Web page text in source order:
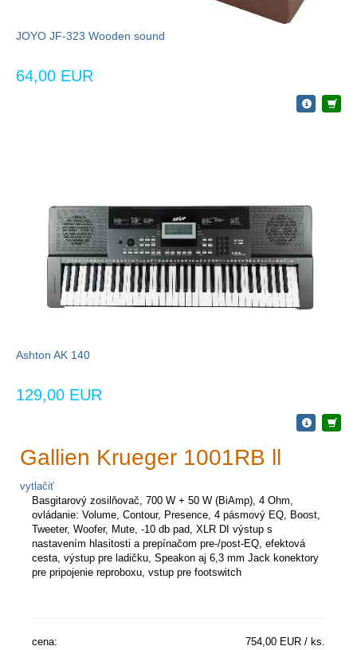
JOYO JF-323 Wooden sound
64,00 EUR
Ashton AK 140
129,00 EUR
Gallien Krueger 1001RB ll
vytlačiť
Basgitarový zosilňovač, 700 W + 50 W (BiAmp), 4 Ohm,
ovládanie: Volume, Contour, Presence, 4 pásmový EQ, Boost,
Tweeter, Woofer, Mute, -10 db pad, XLR DI výstup s
nastavením hlasitosti a prepínačom pre-/post-EQ, efektová
cesta, výstup pre ladičku, Speakon aj 6,3 mm Jack konektory
pre pripojenie reproboxu, vstup pre footswitch
cena:
754,00 EUR / ks.